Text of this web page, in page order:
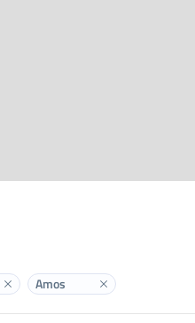
Elimina label
Amos Elimina label